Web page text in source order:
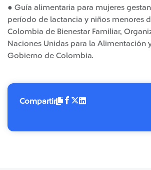
● Guía alimentaria para mujeres
período de lactancia y niños menores
Colombia de Bienestar Familiar,
Naciones Unidas para la Alimentación
Gobierno de Colombia.
Compartir